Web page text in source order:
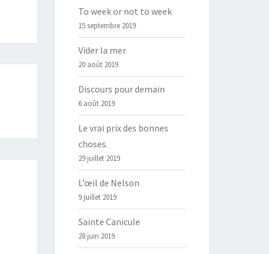
To week or not to week
15 septembre 2019
Vider la mer
20 août 2019
Discours pour demain
6 août 2019
Le vrai prix des bonnes
choses.
29 juillet 2019
L’œil de Nelson
9 juillet 2019
Sainte Canicule
28 juin 2019